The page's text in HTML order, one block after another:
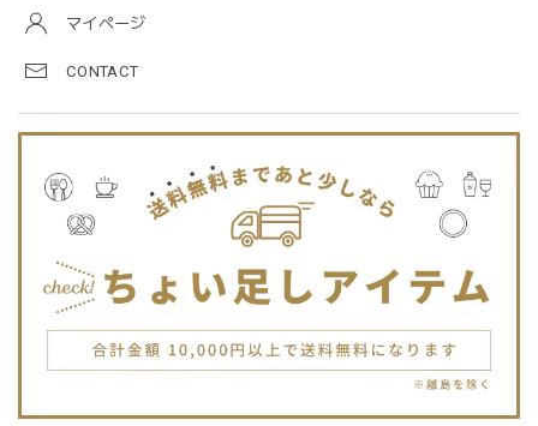
マイページ
CONTACT
プレゼントした友人がとても喜んでました。ありがとうござ
Jellycat ジェリーキャット | Bashful Tiger Huge とら ぬいぐるみ 大きいサイズ
2025/12/16
JELLYCATは特に個体差が激しいブランドなので、どんな子
が来るかいつも少し不安ですが、可愛い子が届いて良かった
です。Primiiさんでお迎えした子はみんな可愛い子なので嬉
しいです。